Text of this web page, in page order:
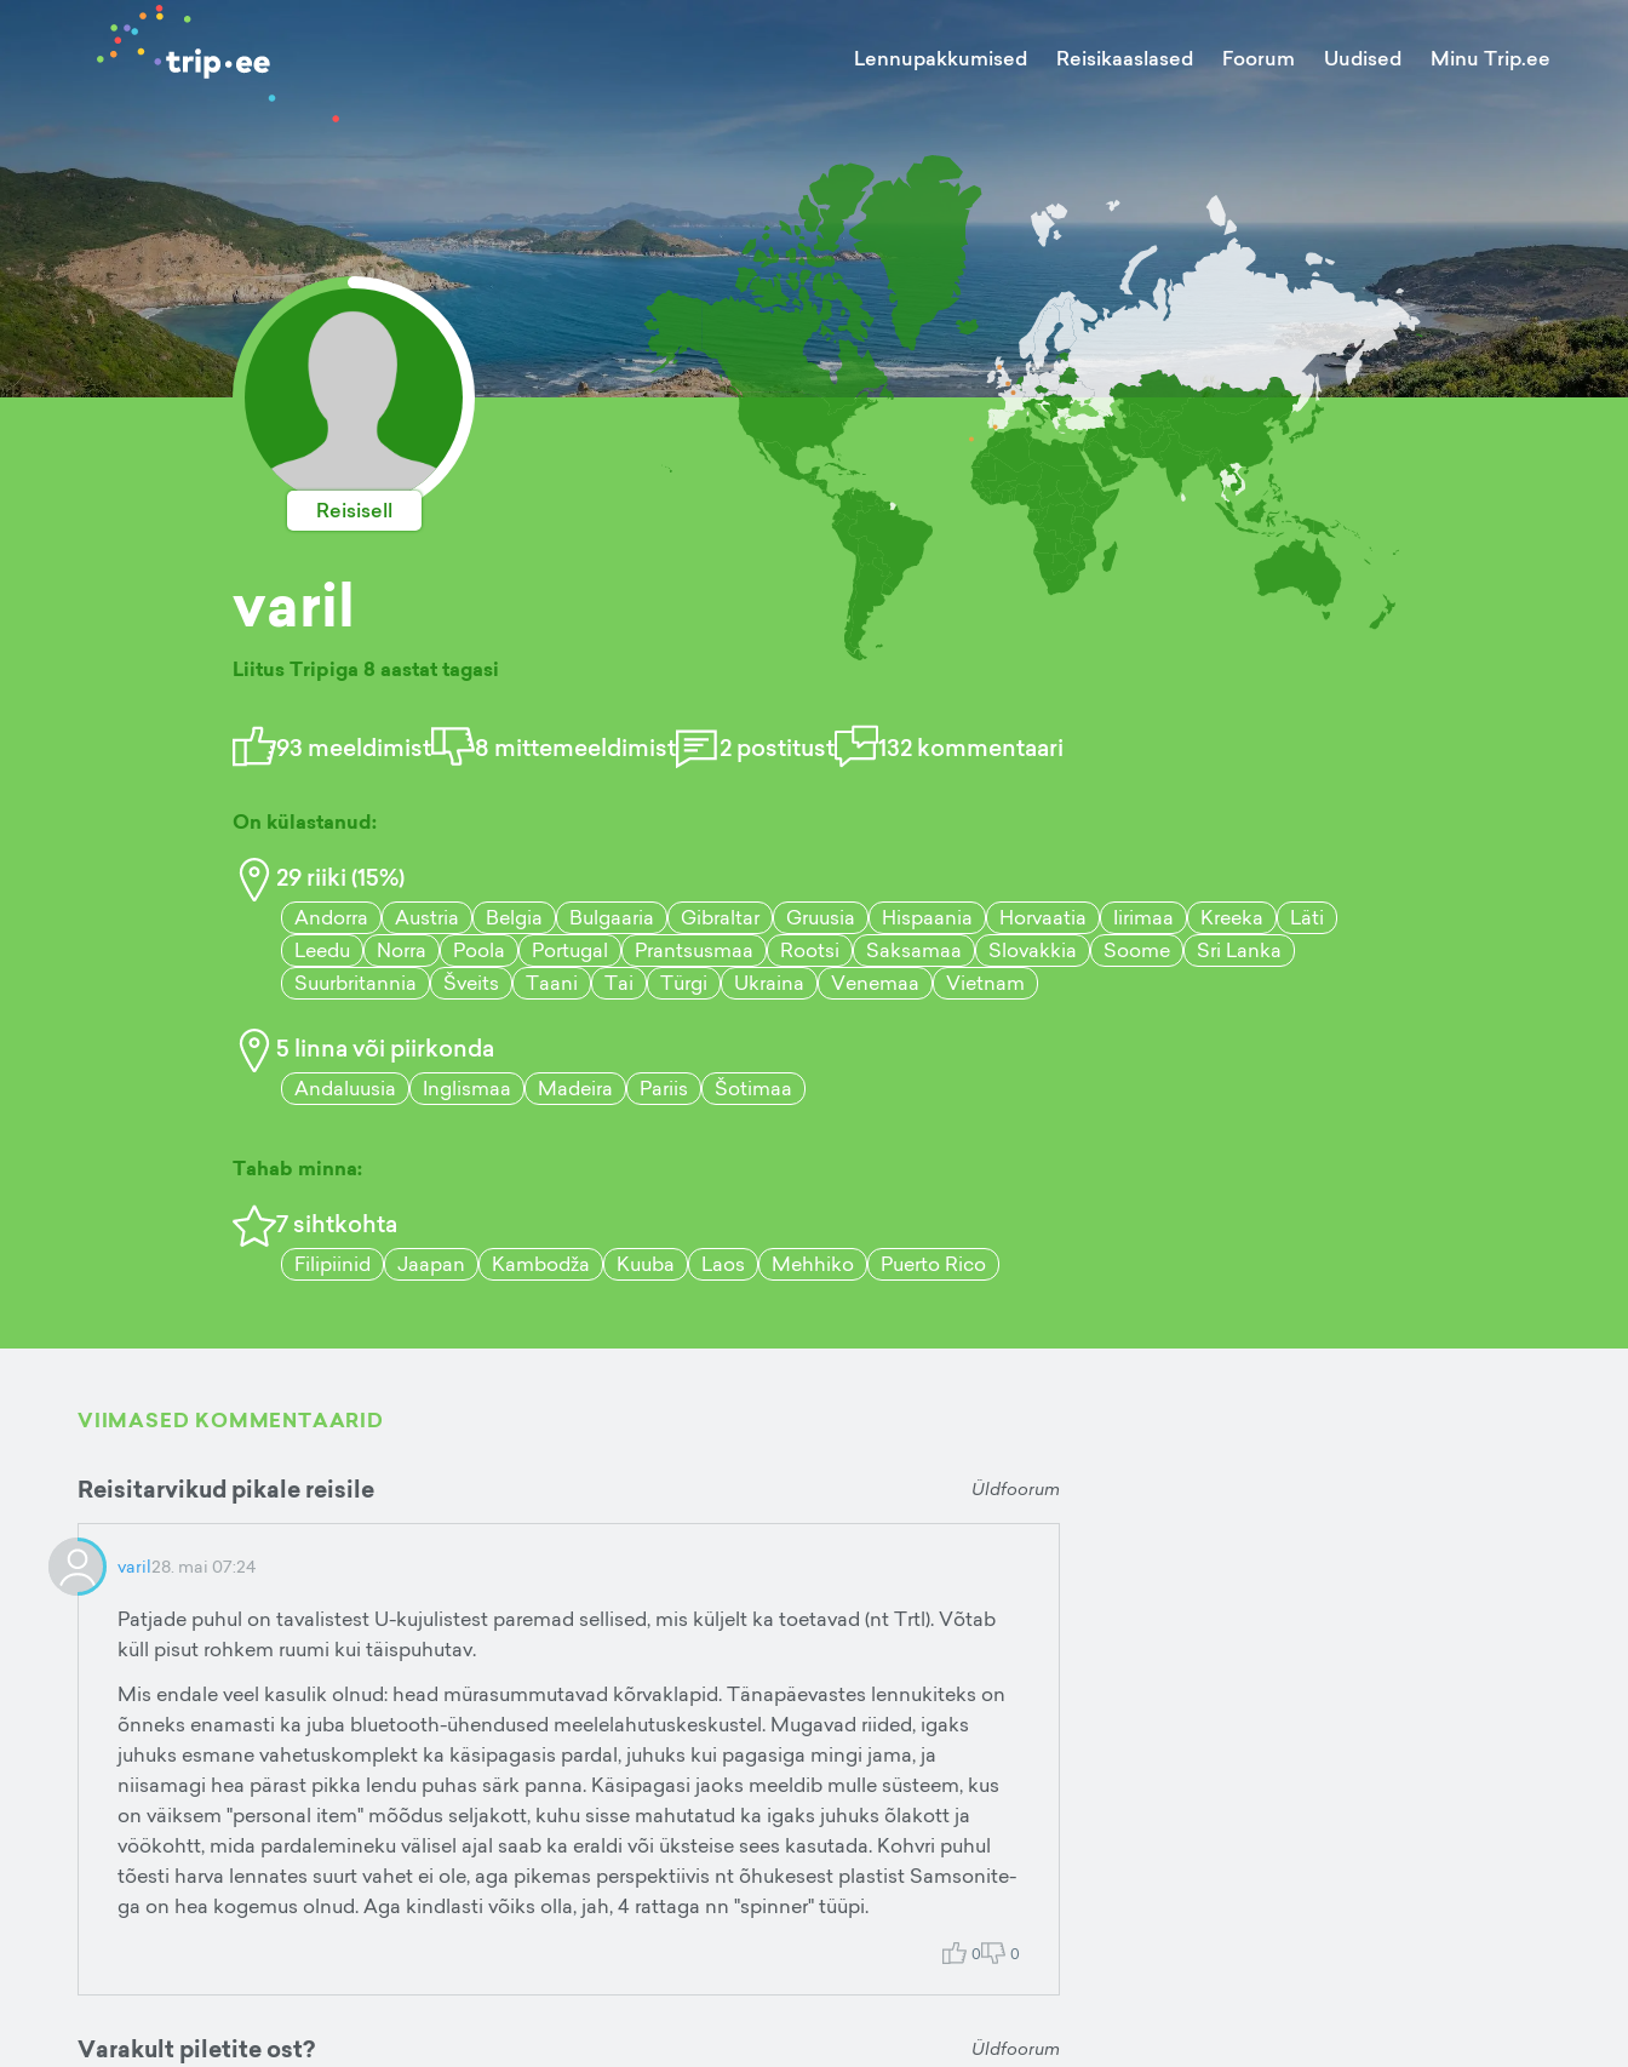
Lennupakkumised Reisikaaslased Foorum Uudised Minu Trip.ee
Reisisell
varil
Liitus Tripiga 8 aastat tagasi
93 meeldimist 8 mittemeeldimist 2postitust 132kommentaari
On külastanud:
29riiki (15%)
Andorra Austria Belgia Bulgaaria Gibraltar Gruusia Hispaania Horvaatia Iirimaa Kreeka
Läti
Leedu
Norra Poola Portugal Prantsusmaa Rootsi Saksamaa Slovakkia Soome
Sri Lanka
Suurbritannia
Šveits Taani Tai Türgi Ukraina Venemaa Vietnam
5 linna või piirkonda
Andaluusia Inglismaa Madeira Pariis Šotimaa
Tahab minna:
7sihtkohta
Filipiinid Jaapan Kambodža Kuuba Laos Mehhiko Puerto Rico
VIIMASED KOMMENTAARID
Reisitarvikud pikale reisile Üldfoorum
varil28. mai 07:24
Patjade puhul on tavalistest U-kujulistest paremad sellised, mis küljelt ka toetavad (nt Trtl). Võtab
küll pisut rohkem ruumi kui täispuhutav.
Mis endale veel kasulik olnud: head mürasummutavad kõrvaklapid. Tänapäevastes lennukiteks on
õnneks enamasti ka juba bluetooth-ühendused meelelahutuskeskustel. Mugavad riided, igaks
juhuks esmane vahetuskomplekt ka käsipagasis pardal, juhuks kui pagasiga mingi jama, ja
niisamagi hea pärast pikka lendu puhas särk panna. Käsipagasi jaoks meeldib mulle süsteem, kus
on väiksem "personal item" mõõdus seljakott, kuhu sisse mahutatud ka igaks juhuks õlakott ja
vöökohtt, mida pardalemineku välisel ajal saab ka eraldi või üksteise sees kasutada. Kohvri puhul
tõesti harva lennates suurt vahet ei ole, aga pikemas perspektiivis nt õhukesest plastist Samsonite-
ga on hea kogemus olnud. Aga kindlasti võiks olla, jah, 4 rattaga nn "spinner" tüüpi.
0 0
Varakult piletite ost? Üldfoorum